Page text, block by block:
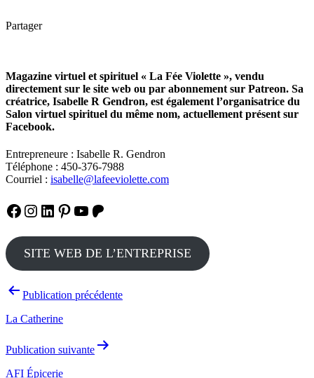
Partager
Magazine virtuel et spirituel « La Fée Violette », vendu
directement sur le site web ou par abonnement sur Patreon. Sa
créatrice, Isabelle R Gendron, est également l’organisatrice du
Salon virtuel spirituel du même nom, actuellement présent sur
Facebook.
Entrepreneure : Isabelle R. Gendron
Téléphone : 450-376-7988
Courriel : isabelle@lafeeviolette.com
Facebook
Instagram
LinkedIn
Pinterest
YouTube
Patreon
SITE WEB DE L’ENTREPRISE
Navigation
l’article
Publication précédente
La Catherine
Publication suivante
AFI Épicerie